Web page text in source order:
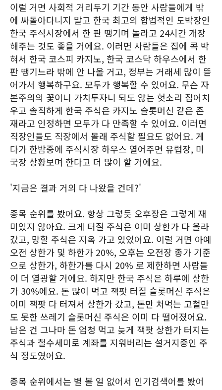
이럴 거면 사회적 거리두기 기간 동안 사람들에게 밖
에 싸돌아다니지 말고 한국 최고의 합법적인 도박장인
한국 주식시장에서 한 판 땡기며 놀라고 24시간 개장
해주는 것도 좋을 거에요. 이러면 사람들은 집에 콕 박
혀서 한국 코스피 카지노, 한국 코스닥 하우스에서 한
판 땡기느라 밖에 안 나올 거고, 정부는 거래세 많이 뜯
어가서 행복하구요. 모두가 행복할 수 있어요. 무슨 자
본주의의 꽃이니 가치투자니 되도 않는 헛소리 집어치
우고 솔직하게 한국 주식은 카지노 슬롯머신 같은 존
재라고 인정하면 모두가 다 만족할 수 있어요. 이러면
직장인들도 직장에서 몰래 주식할 필요도 없어요. 게
다가 한밤중에 주식시장 하우스 열어주면 유럽장, 미
국장 상황보며 한다고 더 많이 할 거에요.
'지금은 결과 거의 다 나왔을 건데?'
종목 순위를 봤어요. 항상 그렇듯 오후장은 그렇게 재
미있지 않아요. 크게 터질 주식은 이미 상한가 다 올라
갔고, 망할 주식은 지옥 가고 있었어요. 이럴 거면 아예
오전 상한가 및 하한가 20%, 오후는 오전장 종가 기준
으로 상한가, 하한가를 다시 20% 로 제한하면 사람들
이 더 열광할 거에요. 하지만 한국 주식은 하루에 상한
가 30%에요. 돈 많이 먹고 잭팟 터질 슬롯머신 주식은
이미 잭팟 다 터져서 상한가 갔고, 돈만 처먹는 고철만
도 못한 쓰레기 슬롯머신 주식은 이미 다 떨어졌어요.
남은 건 그나마 돈 엄청 먹고 늦게 잭팟 상한가 터지는
주식과 철수세미로 계좌를 지워버리는 설거지중인 주
식 정도였어요.
종목 순위에서는 별 볼 일 없어서 인기검색어를 봤어